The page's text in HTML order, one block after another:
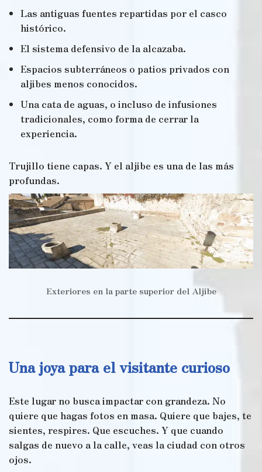
Las antiguas fuentes repartidas por el casco
histórico.
El sistema defensivo de la alcazaba.
Espacios subterráneos o patios privados con
aljibes menos conocidos.
Una cata de aguas, o incluso de infusiones
tradicionales, como forma de cerrar la
experiencia.
Trujillo tiene capas. Y el aljibe es una de las más
profundas.
Exteriores en la parte superior del Aljibe
Una joya para el visitante curioso
Este lugar no busca impactar con grandeza. No
quiere que hagas fotos en masa. Quiere que bajes, te
sientes, respires. Que escuches. Y que cuando
salgas de nuevo a la calle, veas la ciudad con otros
ojos.